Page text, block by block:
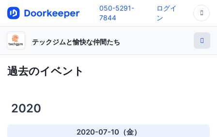
050-5291-
7844
ログイ
ン
テックジムと愉快な仲間たち
過去のイベント
2020
2020-07-10（金）